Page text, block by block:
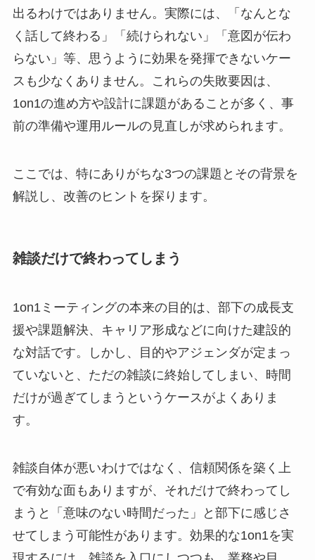
出るわけではありません。実際には、「なんとな
く話して終わる」「続けられない」「意図が伝わ
らない」等、思うように効果を発揮できないケー
スも少なくありません。これらの失敗要因は、
1on1の進め方や設計に課題があることが多く、事
前の準備や運用ルールの見直しが求められます。
ここでは、特にありがちな3つの課題とその背景を
解説し、改善のヒントを探ります。
雑談だけで終わってしまう
1on1ミーティングの本来の目的は、部下の成長支
援や課題解決、キャリア形成などに向けた建設的
な対話です。しかし、目的やアジェンダが定まっ
ていないと、ただの雑談に終始してしまい、時間
だけが過ぎてしまうというケースがよくありま
す。
雑談自体が悪いわけではなく、信頼関係を築く上
で有効な面もありますが、それだけで終わってし
まうと「意味のない時間だった」と部下に感じさ
せてしまう可能性があります。効果的な1on1を実